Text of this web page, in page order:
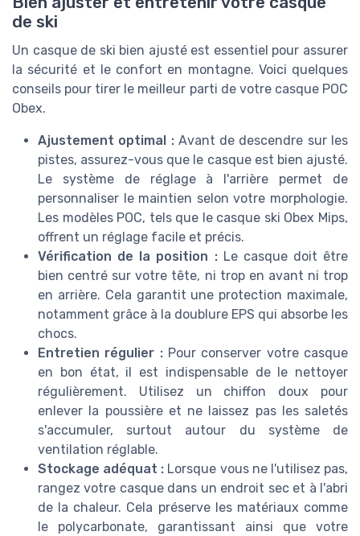
de ski
Un casque de ski bien ajusté est essentiel pour assurer
la sécurité et le confort en montagne. Voici quelques
conseils pour tirer le meilleur parti de votre casque POC
Obex.
Ajustement optimal :Avant de descendre sur les
pistes, assurez-vous que le casque est bien ajusté.
Le système de réglage à l'arrière permet de
personnaliser le maintien selon votre morphologie.
Les modèles POC, tels que le casque ski Obex Mips,
offrent un réglage facile et précis.
Vérification de la position :Le casque doit être
bien centré sur votre tête, ni trop en avant ni trop
en arrière. Cela garantit une protection maximale,
notamment grâce à la doublure EPS qui absorbe les
chocs.
Entretien régulier :Pour conserver votre casque
en bon état, il est indispensable de le nettoyer
régulièrement. Utilisez un chiffon doux pour
enlever la poussière et ne laissez pas les saletés
s'accumuler, surtout autour du système de
ventilation réglable.
Stockage adéquat : Lorsque vous ne l'utilisez pas,
rangez votre casque dans un endroit sec et à l'abri
de la chaleur. Cela préserve les matériaux comme
le polycarbonate, garantissant ainsi que votre